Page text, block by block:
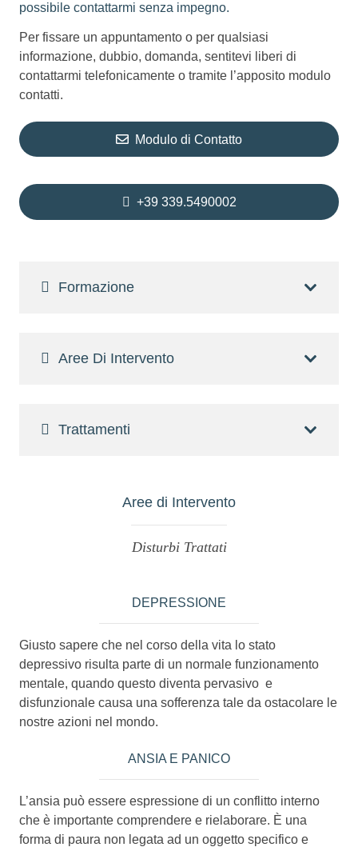
possibile contattarmi senza impegno.
Per fissare un appuntamento o per qualsiasi
informazione, dubbio, domanda, sentitevi liberi di
contattarmi telefonicamente o tramite l’apposito modulo
contatti.
Modulo di Contatto
+39 339.5490002
Formazione
Aree Di Intervento
Trattamenti
Aree di Intervento
Disturbi Trattati
DEPRESSIONE
Giusto sapere che nel corso della vita lo stato
depressivo risulta parte di un normale funzionamento
mentale, quando questo diventa pervasivo e
disfunzionale causa una sofferenza tale da ostacolare le
nostre azioni nel mondo.
ANSIA E PANICO
L’ansia può essere espressione di un conflitto interno
che è importante comprendere e rielaborare. È una
forma di paura non legata ad un oggetto specifico e